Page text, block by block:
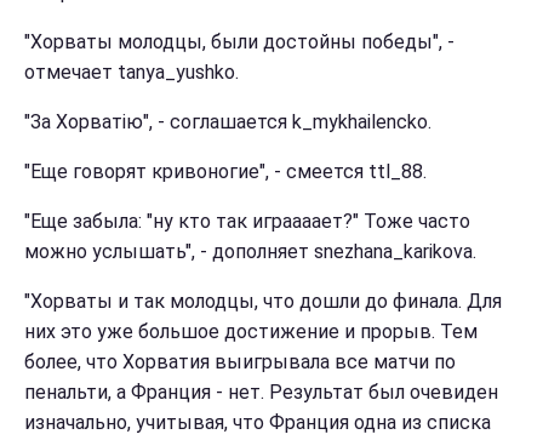
"Хорваты молодцы, были достойны победы", -
отмечает tanya_yushko.
"За Хорватію", - соглашается k_mykhailencko.
"Еще говорят кривоногие", - смеется ttl_88.
"Еще забыла: "ну кто так играааает?" Тоже часто
можно услышать", - дополняет snezhana_karikova.
"Хорваты и так молодцы, что дошли до финала. Для
них это уже большое достижение и прорыв. Тем
более, что Хорватия выигрывала все матчи по
пенальти, а Франция - нет. Результат был очевиден
изначально, учитывая, что Франция одна из списка